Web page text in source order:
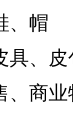
、帽
具、
、商